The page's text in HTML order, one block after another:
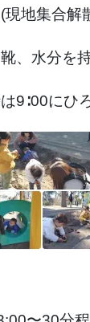
地集合解
、水分を
9∶00にひ